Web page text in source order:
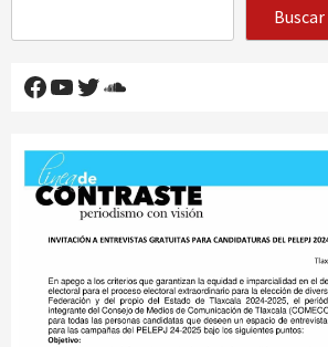
Buscar
Facebook
YouTube
Twitter
SoundCloud